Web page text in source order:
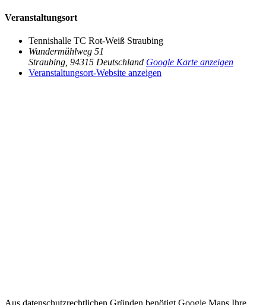
Veranstaltungsort
Tennishalle TC Rot-Weiß Straubing
Wundermühlweg 51
Straubing 94315 Deutschland Google Karte anzeigen
Veranstaltungsort-Website anzeigen
Aus datenschutzrechtlichen Gründen benötigt Google Maps Ihre